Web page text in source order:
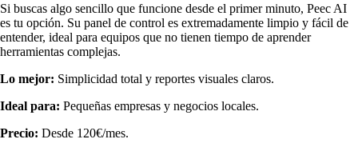
Si buscas algo sencillo que funcione desde el primer minuto, Peec AI
es tu opción. Su panel de control es extremadamente limpio y fácil de
entender, ideal para equipos que no tienen tiempo de aprender
herramientas complejas.
Lo mejor: Simplicidad total y reportes visuales claros.
Ideal para: Pequeñas empresas y negocios locales.
Precio: Desde 120€/mes.